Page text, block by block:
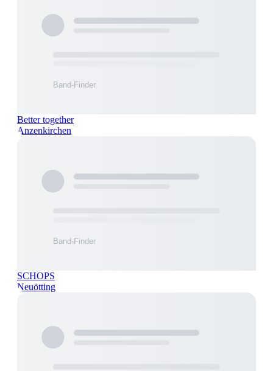
Better together
Anzenkirchen
SCHOPS
Neuötting